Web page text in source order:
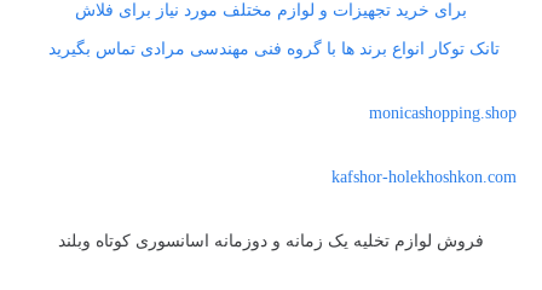
برای خرید تجهیزات و لوازم مختلف مورد نیاز برای فلاش
تانک توکار انواع برند ها با گروه فنی مهندسی مرادی تماس بگیرید
monicashopping.shop
kafshor-holekhoshkon.com
فروش لوازم تخلیه یک زمانه و دوزمانه اسانسوری کوتاه وبلند